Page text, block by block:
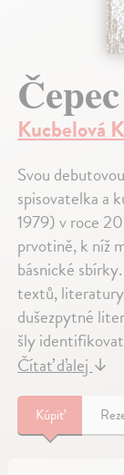
Čepec
Kucbelová
Svou
spisovatelka a
1979) v roce
prvotině, k níž
básnické
textů,
dušezpytné
šly
Čítať ďalej ↓
Kúpiť